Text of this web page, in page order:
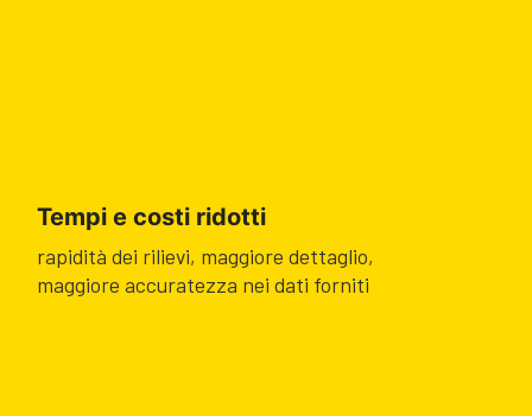
Tempi e costi ridotti
rapidità dei rilievi, maggiore dettaglio,
maggiore accuratezza nei dati forniti